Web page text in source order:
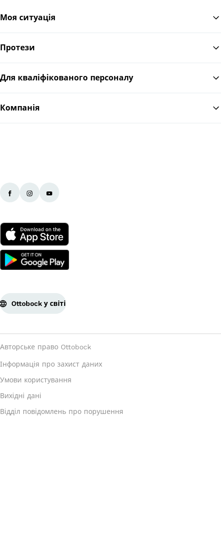
Моя ситуація
Протези
Для кваліфікованого персоналу
Компанія
Ottobock у світі
Авторське право Ottobock
Інформація про захист даних
Умови користування
Вихідні дані
Відділ повідомлень про порушення